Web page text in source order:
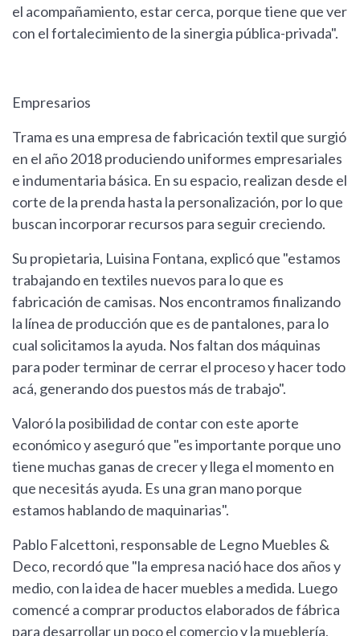
el acompañamiento, estar cerca, porque tiene que ver
con el fortalecimiento de la sinergia pública-privada".
Empresarios
Trama es una empresa de fabricación textil que surgió
en el año 2018 produciendo uniformes empresariales
e indumentaria básica. En su espacio, realizan desde el
corte de la prenda hasta la personalización, por lo que
buscan incorporar recursos para seguir creciendo.
Su propietaria, Luisina Fontana, explicó que "estamos
trabajando en textiles nuevos para lo que es
fabricación de camisas. Nos encontramos finalizando
la línea de producción que es de pantalones, para lo
cual solicitamos la ayuda. Nos faltan dos máquinas
para poder terminar de cerrar el proceso y hacer todo
acá, generando dos puestos más de trabajo".
Valoró la posibilidad de contar con este aporte
económico y aseguró que "es importante porque uno
tiene muchas ganas de crecer y llega el momento en
que necesitás ayuda. Es una gran mano porque
estamos hablando de maquinarias".
Pablo Falcettoni, responsable de Legno Muebles &
Deco, recordó que "la empresa nació hace dos años y
medio, con la idea de hacer muebles a medida. Luego
comencé a comprar productos elaborados de fábrica
para desarrollar un poco el comercio y la mueblería,